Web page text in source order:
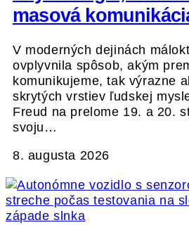
masová
V moderných dejinách
ovplyvnila spôsob, akým
komunikujeme, tak výrazne
skrytých vrstiev ľudskej
Freud na prelome 19. a 20.
svoju…
8. augusta 2026